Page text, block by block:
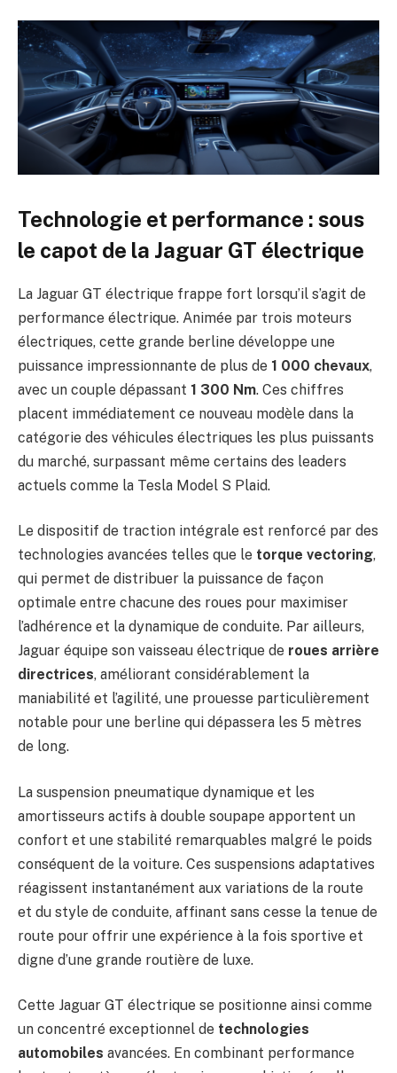
Technologie et performance : sous
le capot de la Jaguar GT électrique
La Jaguar GT électrique frappe fort lorsqu’il s’agit de
performance électrique. Animée par trois moteurs
électriques, cette grande berline développe une
puissance impressionnante de plus de 1 000 chevaux,
avec un couple dépassant 1 300 Nm. Ces chiffres
placent immédiatement ce nouveau modèle dans la
catégorie des véhicules électriques les plus puissants
du marché, surpassant même certains des leaders
actuels comme la Tesla Model S Plaid.
Le dispositif de traction intégrale est renforcé par des
technologies avancées telles que le torque vectoring,
qui permet de distribuer la puissance de façon
optimale entre chacune des roues pour maximiser
l’adhérence et la dynamique de conduite. Par ailleurs,
Jaguar équipe son vaisseau électrique de roues arrière
directrices, améliorant considérablement la
maniabilité et l’agilité, une prouesse particulièrement
notable pour une berline qui dépassera les 5 mètres
de long.
La suspension pneumatique dynamique et les
amortisseurs actifs à double soupape apportent un
confort et une stabilité remarquables malgré le poids
conséquent de la voiture. Ces suspensions adaptatives
réagissent instantanément aux variations de la route
et du style de conduite, affinant sans cesse la tenue de
route pour offrir une expérience à la fois sportive et
digne d’une grande routière de luxe.
Cette Jaguar GT électrique se positionne ainsi comme
un concentré exceptionnel de technologies
automobiles avancées. En combinant performance